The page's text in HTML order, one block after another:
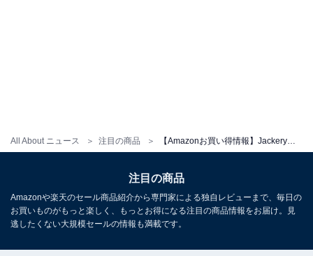
All About ニュース 注目の商品
鉄 長寿命 合計300ＷのDC出力 車中泊 家庭用 蓄電池 停電
Amazonで見る
注目の商品
Amazonや楽天のセール商品紹介から専門家による独自レビューまで、毎日の
お買いものがもっと楽しく、もっとお得になる注目の商品情報をお届け。見
逃したくない大規模セールの情報も満載です。